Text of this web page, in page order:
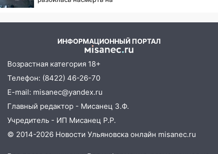
22:33
спортивные объекты в Старой Майне
Ульяновцев приглашают сдать
кровь: День донора пройдёт 6 августа
20:17 Ульяновская область девятую
неделю подряд удерживает самые
низкие цены на подсолнечное масло
19:33 Коровы-рекордсменки: в
Ульяновской области выросли надои
молока
ИНФОРМАЦИОННЫЙ ПОРТАЛ
Возрастная категория 18+
Телефон: (8422) 46-26-70
E-mail: misanec@yandex.ru
Главный редактор - Мисанец З.Ф.
Учредитель - ИП Мисанец Р.Р.
© 2014-2026 Новости Ульяновска онлайн misanec.ru